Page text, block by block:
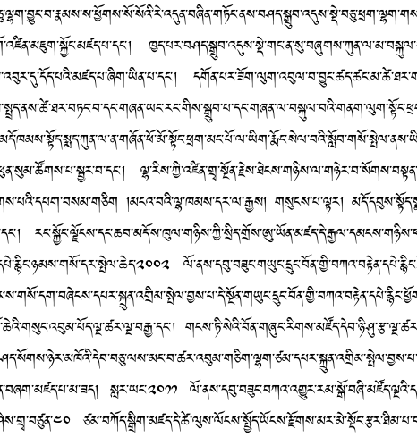
།མངའ་བའི་ལྷ་ཁམས་དར་ལ་རྒྱས། གསུངས་པ་ལྟར།
སླར་ཡང་༢༠༡༡